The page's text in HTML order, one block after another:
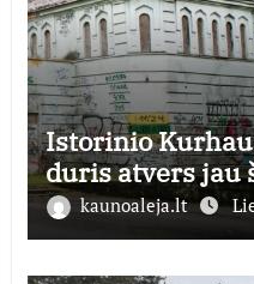
Istorinio
duris atvers jau
kaunoaleja.lt